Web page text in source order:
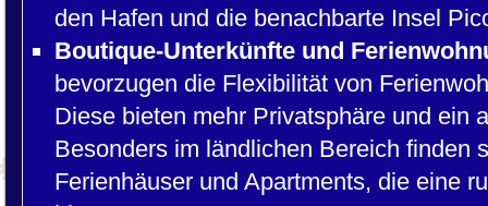
den Hafen und die benachbarte Insel
Boutique-Unterkünfte und
bevorzugen die Flexibilität von
Diese bieten mehr Privatsphäre und ein
Besonders im ländlichen Bereich finden
Ferienhäuser und Apartments, die eine